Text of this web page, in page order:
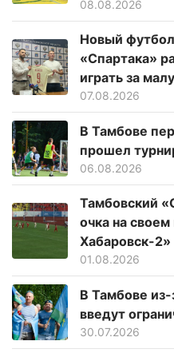
08.08.2026
Новый
«Спартака»
играть за
07.08.2026
В Тамбове
прошел
06.08.2026
Тамбовский
очка на
Хабаровск-2»
01.08.2026
В Тамбове
введут
30.07.2026